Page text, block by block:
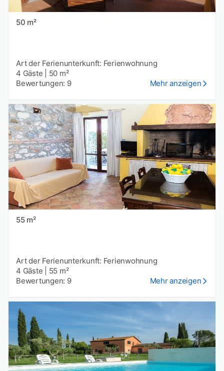
50 m²
Art der Ferienunterkunft: Ferienwohnung
4 Gäste
50 m²
Bewertungen: 9
Mehr anzeigen
55 m²
Art der Ferienunterkunft: Ferienwohnung
4 Gäste
55 m²
Bewertungen: 9
Mehr anzeigen